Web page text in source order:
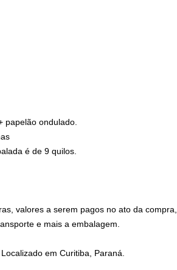
papelão ondulado.
é de 9 quilos.
valores a serem pagos no ato da compra,
e mais a embalagem.
em Curitiba, Paraná.